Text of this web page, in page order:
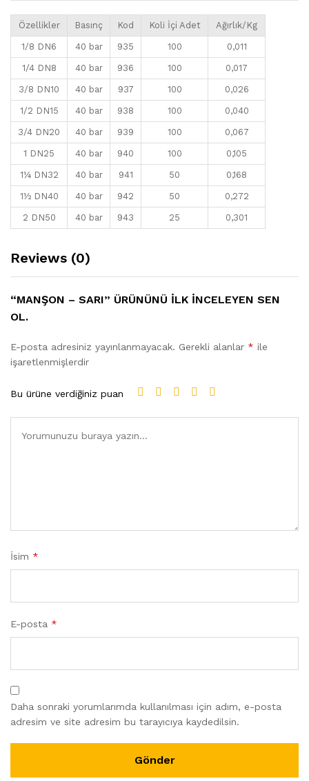
Özellikler Basınç Kod Koli İçi Adet Ağırlık/Kg
1/8 DN6 40 bar 935 100 0,011
1/4 DN8 40 bar 936 100 0,017
3/8 DN10 40 bar 937 100 0,026
1/2 DN15 40 bar 938 100 0,040
3/4 DN20 40 bar 939 100 0,067
1 DN25 40 bar 940 100 0,105
1¼ DN32 40 bar 941 50 0,168
1½ DN40 40 bar 942 50 0,272
2 DN50 40 bar 943 25 0,301
Reviews (0)
“MANŞON – SARI” ÜRÜNÜNÜ ILK INCELEYEN SEN
OL.
E-posta adresiniz yayınlanmayacak. Gerekli alanlar * ile
işaretlenmişlerdir
Bu ürüne verdiğiniz puan
İsim *
E-posta *
Daha sonraki yorumlarımda kullanılması için adım, e-posta
adresim ve site adresim bu tarayıcıya kaydedilsin.